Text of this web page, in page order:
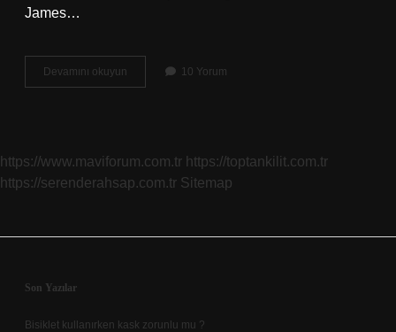
James…
Devamını okuyun İStanbul
Radyosunu
10 Yorum
https://www.maviforum.com.tr https://toptankilit.com.tr
https://serenderahsap.com.tr Sitemap
Sidebar
Son Yazılar
Bisiklet kullanırken kask zorunlu mu ?